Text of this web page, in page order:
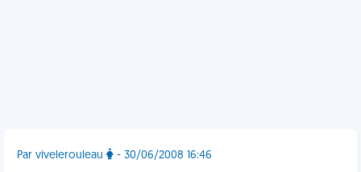
Par vivelerouleau - 30/06/2008 16:46